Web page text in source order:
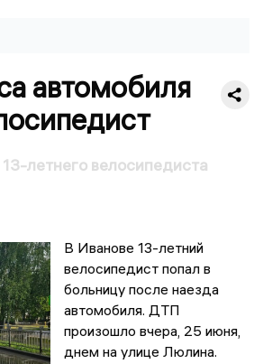
автомобиля
летнего велосипедиста
В Иванове 13-летний
велосипедист попал в
больницу после наезда
автомобиля. ДТП
произошло вчера, 25 июня,
днем на улице Люлина.